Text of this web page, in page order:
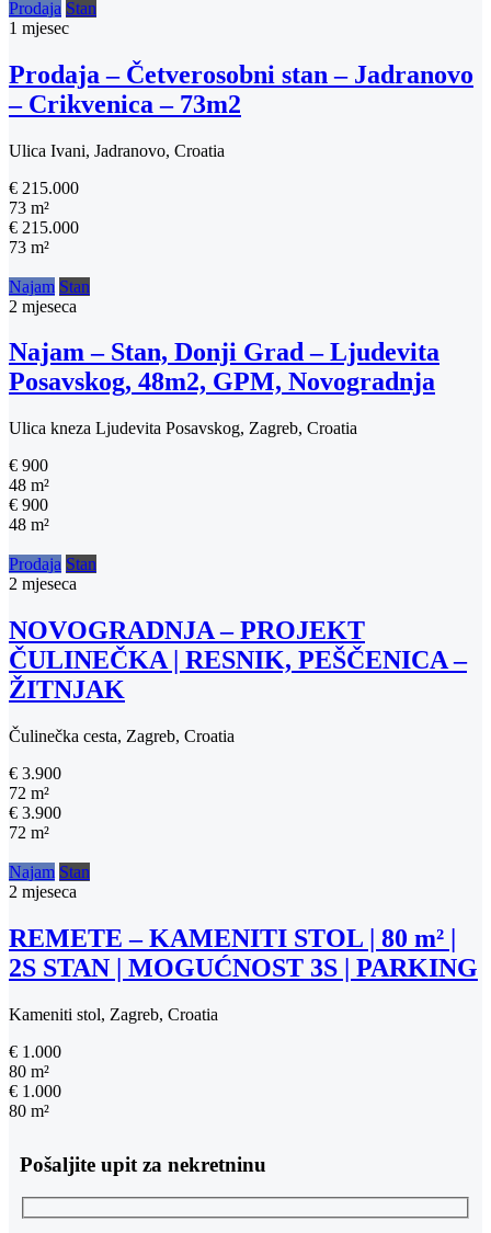
Prodaja Stan
1 mjesec
Prodaja – Četverosobni stan – Jadranovo
– Crikvenica – 73m2
Ulica Ivani, Jadranovo, Croatia
€ 215.000
73 m²
€ 215.000
73 m²
Najam Stan
2 mjeseca
Najam – Stan, Donji Grad – Ljudevita
Posavskog, 48m2, GPM, Novogradnja
Ulica kneza Ljudevita Posavskog, Zagreb, Croatia
€ 900
48 m²
€ 900
48 m²
Prodaja Stan
2 mjeseca
NOVOGRADNJA – PROJEKT
ČULINEČKA | RESNIK, PEŠČENICA –
ŽITNJAK
Čulinečka cesta, Zagreb, Croatia
€ 3.900
72 m²
€ 3.900
72 m²
Najam Stan
2 mjeseca
REMETE – KAMENITI STOL | 80 m² |
2S STAN | MOGUĆNOST 3S | PARKING
Kameniti stol, Zagreb, Croatia
€ 1.000
80 m²
€ 1.000
80 m²
Pošaljite upit za nekretninu